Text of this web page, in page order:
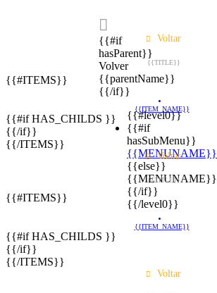

{{#if
hasParent}}
Volver
{{parentName}}
{{/if}}
{{#level0}}
{{#if
hasSubMenu}}
{{MENUNAME}}
{{else}}
{{MENUNAME}}
{{/if}}
{{/level0}}
Voltar
{{TITLE}}
{{#ITEMS}}
{{ITEM_NAME}}
{{#if HAS_CHILDS }}
{{/if}}
{{/ITEMS}}
Voltar
{{TITLE}}
{{#ITEMS}}
{{ITEM_NAME}}
{{#if HAS_CHILDS }}
{{/if}}
{{/ITEMS}}
Voltar